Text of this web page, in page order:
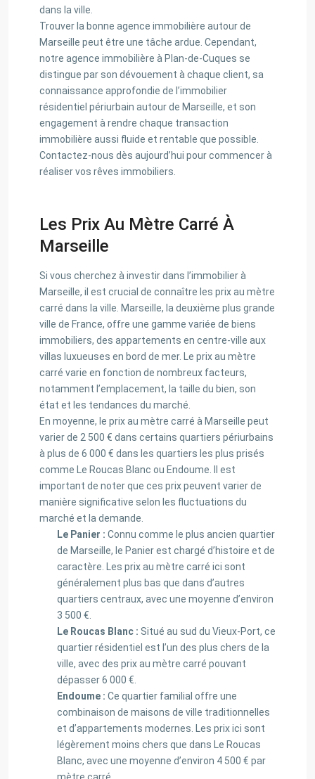
dans la ville.
Trouver la bonne agence immobilière autour de
Marseille peut être une tâche ardue. Cependant,
notre agence immobilière à Plan-de-Cuques se
distingue par son dévouement à chaque client, sa
connaissance approfondie de l’immobilier
résidentiel périurbain autour de Marseille, et son
engagement à rendre chaque transaction
immobilière aussi fluide et rentable que possible.
Contactez-nous dès aujourd’hui pour commencer à
réaliser vos rêves immobiliers.
Les Prix Au Mètre Carré À
Marseille
Si vous cherchez à investir dans l’immobilier à
Marseille, il est crucial de connaître les prix au mètre
carré dans la ville. Marseille, la deuxième plus grande
ville de France, offre une gamme variée de biens
immobiliers, des appartements en centre-ville aux
villas luxueuses en bord de mer. Le prix au mètre
carré varie en fonction de nombreux facteurs,
notamment l’emplacement, la taille du bien, son
état et les tendances du marché.
En moyenne, le prix au mètre carré à Marseille peut
varier de 2 500 € dans certains quartiers périurbains
à plus de 6 000 € dans les quartiers les plus prisés
comme Le Roucas Blanc ou Endoume. Il est
important de noter que ces prix peuvent varier de
manière significative selon les fluctuations du
marché et la demande.
Le Panier : Connu comme le plus ancien quartier
de Marseille, le Panier est chargé d’histoire et de
caractère. Les prix au mètre carré ici sont
généralement plus bas que dans d’autres
quartiers centraux, avec une moyenne d’environ
3 500 €.
Le Roucas Blanc : Situé au sud du Vieux-Port, ce
quartier résidentiel est l’un des plus chers de la
ville, avec des prix au mètre carré pouvant
dépasser 6 000 €.
Endoume : Ce quartier familial offre une
combinaison de maisons de ville traditionnelles
et d’appartements modernes. Les prix ici sont
légèrement moins chers que dans Le Roucas
Blanc, avec une moyenne d’environ 4 500 € par